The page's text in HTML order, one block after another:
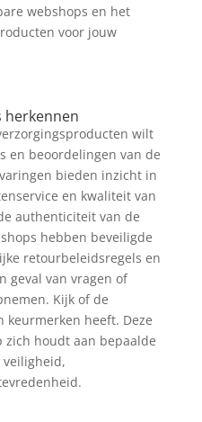
webshops en het
voor jouw
herkennen
wilt
en beoordelingen van de
bieden inzicht in
en kwaliteit van
authenticiteit van de
hebben beveiligde
retourbeleidsregels en
geval van vragen of
Kijk of de
keurmerken heeft. Deze
zich houdt aan bepaalde